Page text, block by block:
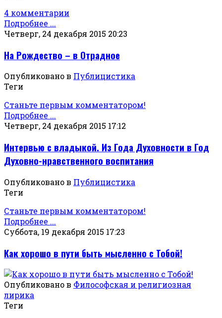
4 комментарии
Подробнее ...
Четверг, 24 декабря 2015 20:23
На Рождество – в Отрадное
Опубликовано в Публицистика
Теги
Станьте первым комментатором!
Подробнее ...
Четверг, 24 декабря 2015 17:12
Интервью с владыкой. Из Года Духовности в Год
Духовно-нравственного воспитания
Опубликовано в Публицистика
Теги
Станьте первым комментатором!
Подробнее ...
Суббота, 19 декабря 2015 17:23
Как хорошо в пути быть мысленно с Тобой!
Опубликовано в Философская и религиозная
лирика
Теги